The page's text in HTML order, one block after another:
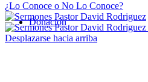
Donación
¿Lo Conoce o No Lo Conoce?
Desplazarse hacia arriba